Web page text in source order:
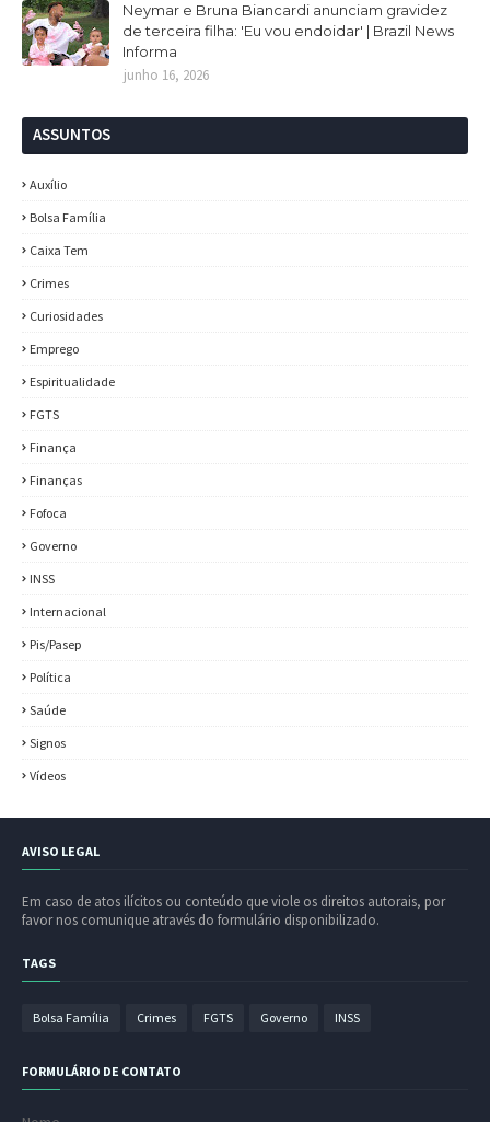
Neymar e Bruna Biancardi anunciam gravidez
de terceira filha: 'Eu vou endoidar' | Brazil News
Informa
junho 16, 2026
ASSUNTOS
Auxílio
Bolsa Família
Caixa Tem
Crimes
Curiosidades
Emprego
Espiritualidade
FGTS
Finança
Finanças
Fofoca
Governo
INSS
Internacional
Pis/Pasep
Política
Saúde
Signos
Vídeos
AVISO LEGAL
Em caso de atos ilícitos ou conteúdo que viole os direitos autorais, por
favor nos comunique através do formulário disponibilizado.
TAGS
Bolsa Família Crimes FGTS Governo INSS
FORMULÁRIO DE CONTATO